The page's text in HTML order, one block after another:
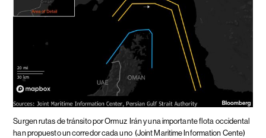
Surgen rutas de tránsito por Ormuz Irán y una importante flota occidental
han propuesto un corredor cada uno (Joint Maritime Information Cente)